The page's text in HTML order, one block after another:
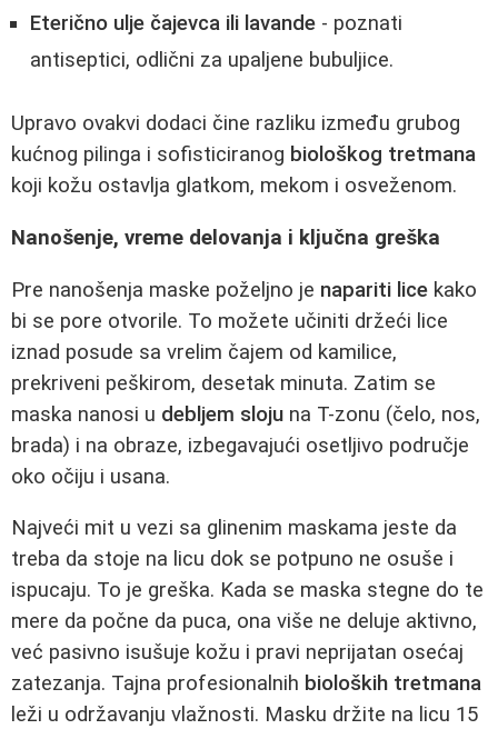
Eterično ulje čajevca ili lavande - poznati
antiseptici, odlični za upaljene bubuljice.
Upravo ovakvi dodaci čine razliku između grubog
kućnog pilinga i sofisticiranog biološkog tretmana
koji kožu ostavlja glatkom, mekom i osveženom.
Nanošenje, vreme delovanja i ključna greška
Pre nanošenja maske poželjno je napariti lice kako
bi se pore otvorile. To možete učiniti držeći lice
iznad posude sa vrelim čajem od kamilice,
prekriveni peškirom, desetak minuta. Zatim se
maska nanosi u debljem sloju na T-zonu (čelo, nos,
brada) i na obraze, izbegavajući osetljivo područje
oko očiju i usana.
Najveći mit u vezi sa glinenim maskama jeste da
treba da stoje na licu dok se potpuno ne osuše i
ispucaju. To je greška. Kada se maska stegne do te
mere da počne da puca, ona više ne deluje aktivno,
već pasivno isušuje kožu i pravi neprijatan osećaj
zatezanja. Tajna profesionalnih bioloških tretmana
leži u održavanju vlažnosti. Masku držite na licu 15